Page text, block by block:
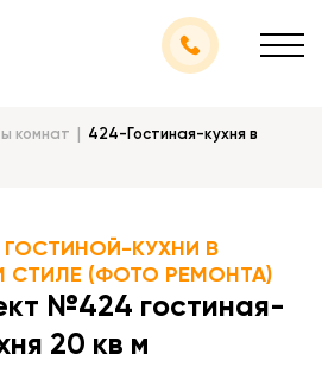
комнат
424-Гостиная-кухня в
ГОСТИНОЙ-КУХНИ В
СТИЛЕ (ФОТО РЕМОНТА)
№424 гостиная-
20 кв м